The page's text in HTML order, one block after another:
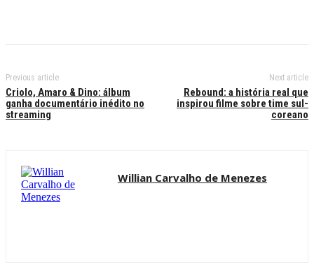
Previous article
Criolo, Amaro & Dino: álbum
ganha documentário inédito no
streaming
Next article
Rebound: a história real que
inspirou filme sobre time sul-
coreano
Willian Carvalho de Menezes